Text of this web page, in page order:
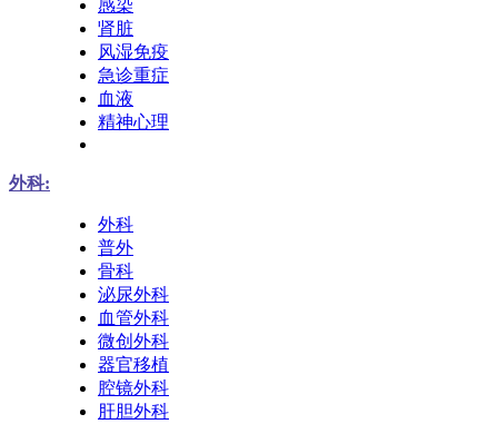
感染
肾脏
风湿免疫
急诊重症
血液
精神心理
外科:
外科
普外
骨科
泌尿外科
血管外科
微创外科
器官移植
腔镜外科
肝胆外科